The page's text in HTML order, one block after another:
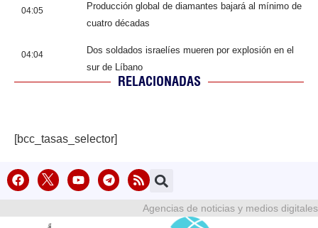
04:05
Producción global de diamantes bajará al mínimo de
cuatro décadas
04:04
Dos soldados israelíes mueren por explosión en el
sur de Líbano
RELACIONADAS
[bcc_tasas_selector]
Agencias de noticias y medios digitales